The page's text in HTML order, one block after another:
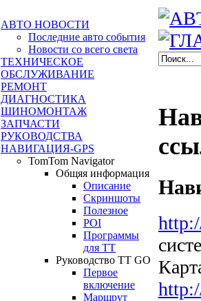
АВТО НОВОСТИ
Последние авто события
Новости со всего света
ТЕХНИЧЕСКОЕ
ОБСЛУЖИВАНИЕ
РЕМОНТ
ДИАГНОСТИКА
ШИНОМОНТАЖ
ЗАПЧАСТИ
РУКОВОДСТВА
НАВИГАЦИЯ-GPS
TomTom Navigator
Общяя информация
Описание
Скриншоты
Полезное
POI
Программы
для ТТ
Руководство TT GO
Первое
включение
Маршрут